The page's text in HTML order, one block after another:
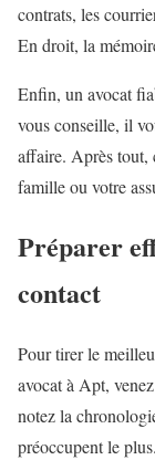
contrats, les
En droit, la
Enfin, un avocat
vous conseille, il
affaire. Après tout,
famille ou votre
Préparer
contact
Pour tirer le
avocat à Apt,
notez la
préoccupent le